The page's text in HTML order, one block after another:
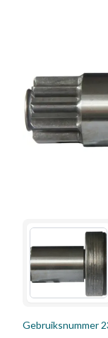
Gebruiksnummer